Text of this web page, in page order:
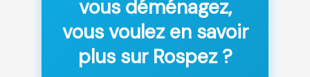
vous déménagez,
vous voulez en savoir
plus sur Rospez ?